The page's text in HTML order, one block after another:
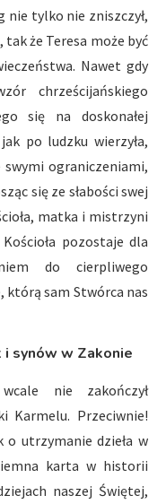
nie tylko nie zniszczył,
tak że Teresa może być
Nawet gdy
chrześcijańskiego
się na doskonałej
po ludzku wierzyła,
swymi ograniczeniami,
się ze słabości swej
matka i mistrzyni
pozostaje dla
do cierpliwego
którą sam Stwórca nas
i synów w Zakonie
nie zakończył
Karmelu. Przeciwnie!
o utrzymanie dzieła w
karta w historii
naszej Świętej,